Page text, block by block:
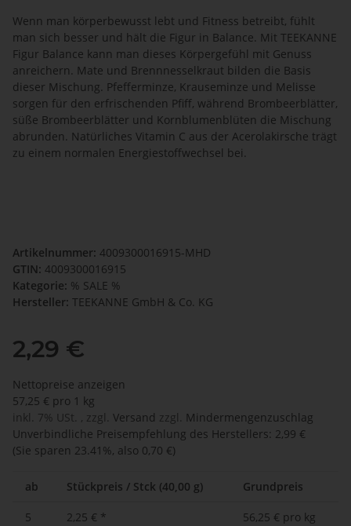
Wenn man körperbewusst lebt und Fitness betreibt, fühlt
man sich besser und hält die Figur in Balance. Mit TEEKANNE
Figur Balance kann man dieses Körpergefühl mit Genuss
anreichern. Mate und Brennnesselkraut bilden die Basis
dieser Mischung. Pfefferminze, Krauseminze und Melisse
sorgen für den erfrischenden Pfiff, während Brombeerblätter,
süße Brombeerblätter und Kornblumenblüten die Mischung
abrunden. Natürliches Vitamin C aus der Acerolakirsche trägt
zu einem normalen Energiestoffwechsel bei.
Artikelnummer: 4009300016915-MHD
GTIN: 4009300016915
Kategorie: % SALE %
Hersteller: TEEKANNE GmbH & Co. KG
2,29 €
Nettopreise anzeigen
57,25 € pro 1 kg
inkl. 7% USt. , zzgl. Versand zzgl.
Mindermengenzuschlag
Unverbindliche Preisempfehlung des Herstellers: 2,99 €
(Sie sparen 23.41%, also 0,70 €)
ab Stückpreis / Stck (40,00 g) Grundpreis
5 2,25 € *
56,25 € pro kg